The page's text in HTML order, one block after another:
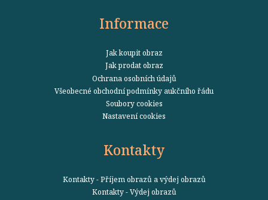
Informace
Jak koupit obraz
Jak prodat obraz
Ochrana osobních údajů
Všeobecné obchodní podmínky aukčního řádu
Soubory cookies
Nastavení cookies
Kontakty
Kontakty - Příjem obrazů a výdej obrazů
Kontakty - Výdej obrazů